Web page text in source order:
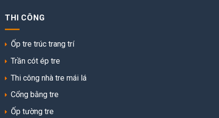
THI CÔNG
Ốp tre trúc trang trí
Trần cót ép tre
Thi công nhà tre mái lá
Cổng bằng tre
Ốp tường tre